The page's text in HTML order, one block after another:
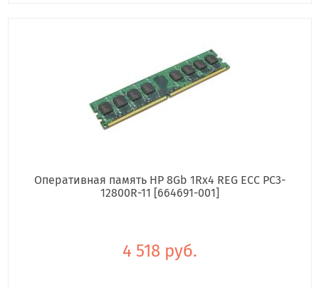
Оперативная память HP 8Gb 1Rx4 REG ECC PC3-
12800R-11 [664691-001]
4 518 руб.